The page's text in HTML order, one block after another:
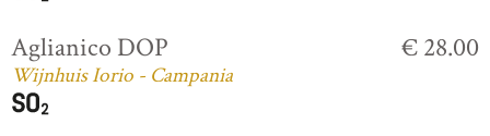
Aglianico DOP
Wijnhuis Iorio - Campania
€ 28.00